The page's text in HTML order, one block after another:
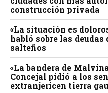
construcción privada
«La situación es
habló sobre las
salteños
«La bandera de
Concejal pidió a los
extranjericen tierra